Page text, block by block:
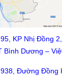
KP Nhị Đồng
Bình Dương –
Đường Đồng